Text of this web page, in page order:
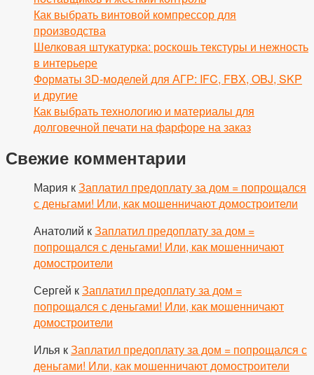
Как выбрать винтовой компрессор для
производства
Шелковая штукатурка: роскошь текстуры и нежность
в интерьере
Форматы 3D-моделей для АГР: IFC, FBX, OBJ, SKP
и другие
Как выбрать технологию и материалы для
долговечной печати на фарфоре на заказ
Свежие комментарии
Мария кЗаплатил предоплату за дом = попрощался
с деньгами! Или, как мошенничают домостроители
Анатолий кЗаплатил предоплату за дом =
попрощался с деньгами! Или, как мошенничают
домостроители
Сергей кЗаплатил предоплату за дом =
попрощался с деньгами! Или, как мошенничают
домостроители
Илья кЗаплатил предоплату за дом = попрощался с
деньгами! Или, как мошенничают домостроители